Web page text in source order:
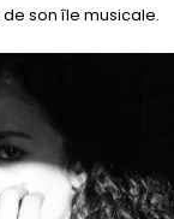
de son île musicale.